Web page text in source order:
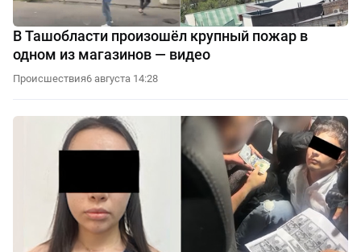
В Ташобласти произошёл крупный пожар в
одном из магазинов — видео
Происшествия6 августа 14:28